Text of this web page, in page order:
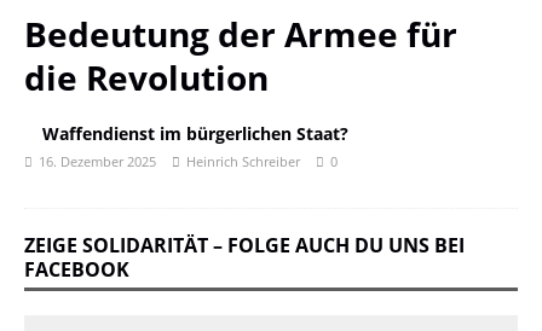
Bedeutung der Armee für
die Revolution
Waffendienst im bürgerlichen Staat?
16. Dezember 2025 Heinrich Schreiber 0
ZEIGE SOLIDARITÄT – FOLGE AUCH DU UNS BEI
FACEBOOK